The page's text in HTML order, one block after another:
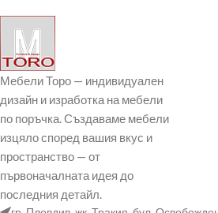
Мебели Торо — индивидуален
дизайн и изработка на мебели
по поръчка. Създаваме мебели
изцяло според вашия вкус и
пространство — от
първоначалната идея до
последния детайл.